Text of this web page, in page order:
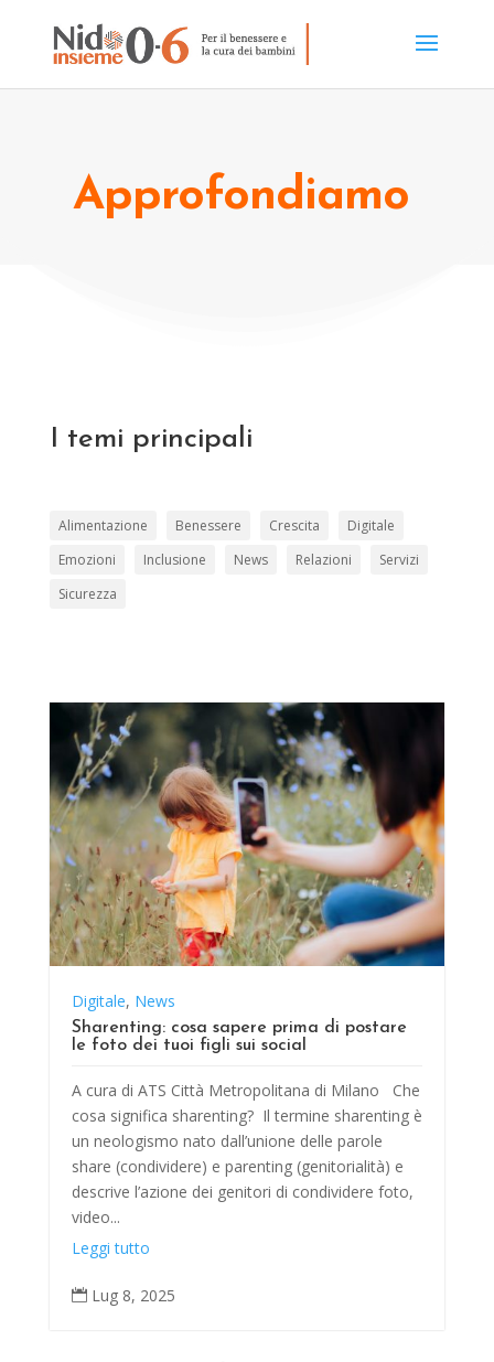
Approfondiamo
I temi principali
Alimentazione Benessere Crescita
Digitale
Emozioni
Inclusione News Relazioni
Servizi
Sicurezza
Digitale, News
Sharenting: cosa sapere prima di postare
le foto dei tuoi figli sui social
A cura di ATS Città Metropolitana di Milano Che
cosa significa sharenting? Il termine sharenting è
un neologismo nato dall’unione delle parole
share (condividere) e parenting (genitorialità) e
descrive l’azione dei genitori di condividere foto,
video...
Leggi tutto
 Lug 8, 2025